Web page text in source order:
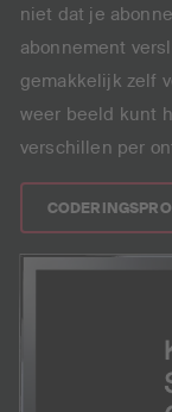
niet dat je
abonnement
gemakkelijk zelf
weer beeld kunt
verschillen per